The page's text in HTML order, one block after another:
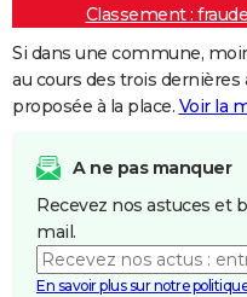
Classement :
Si dans une commune,
au cours des trois
proposée à la place. Voir la
A ne pas manquer
Recevez nos astuces et
mail.
En savoir plus sur notre